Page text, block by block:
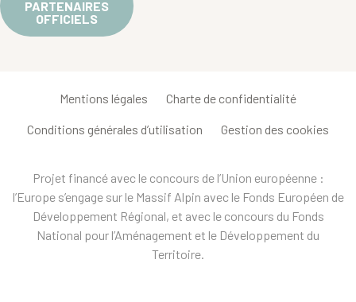
PARTENAIRES
OFFICIELS
Mentions légales Charte de confidentialité
Conditions générales d’utilisation Gestion des cookies
Projet financé avec le concours de l’Union européenne :
l’Europe s’engage sur le Massif Alpin avec le Fonds Européen de
Développement Régional, et avec le concours du Fonds
National pour l’Aménagement et le Développement du
Territoire.